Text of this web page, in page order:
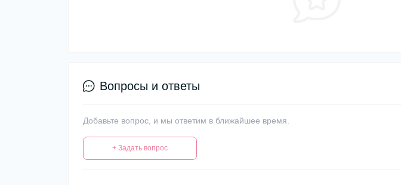
Вопросы и ответы
Добавьте вопрос, и мы ответим в ближайшее время.
+ Задать вопрос